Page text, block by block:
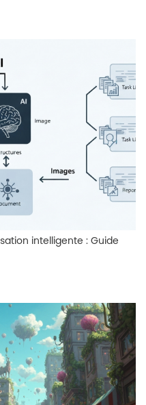
intelligente : Guide